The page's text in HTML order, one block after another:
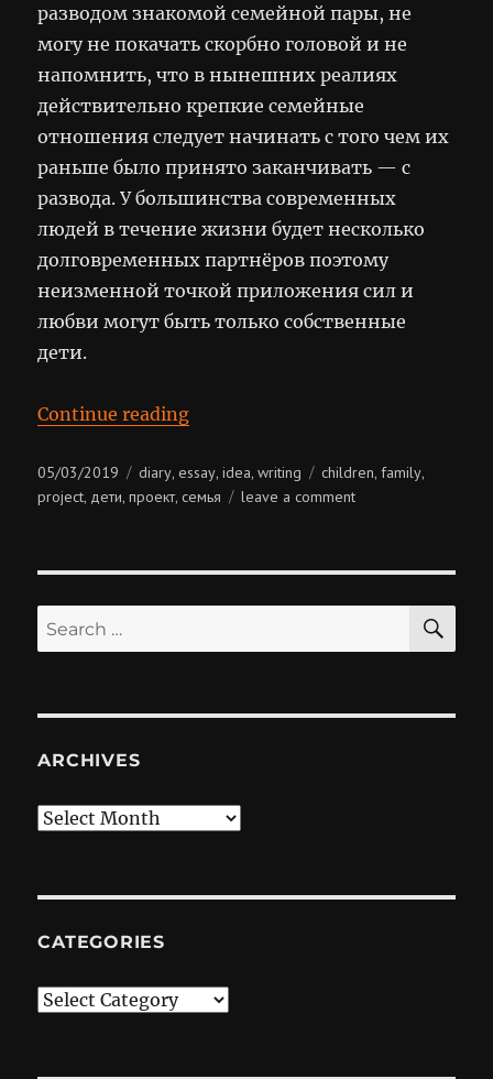
разводом знакомой семейной пары, не
могу не покачать скорбно головой и не
напомнить, что в нынешних реалиях
действительно крепкие семейные
отношения следует начинать с того чем их
раньше было принято заканчивать — с
развода. У большинства современных
людей в течение жизни будет несколько
долговременных партнёров поэтому
неизменной точкой приложения сил и
любви могут быть только собственные
дети.
Continue reading“Дети как проект”
Posted
on
05/03/2019 Categories
diary,essay,idea,writing Tags
children,family,
project, дети,проект,семья leave a commenton
проект
Search
for:
ARCHIVES
Archives
CATEGORIES
Categories